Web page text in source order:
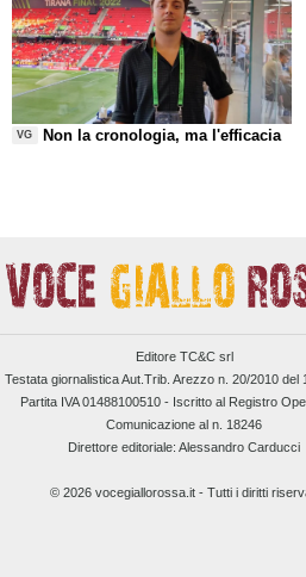
VG Non la cronologia, ma l'efficacia
Editore TC&C srl
Testata giornalistica Aut.Trib. Arezzo n. 20/2010 del
Partita IVA 01488100510 - Iscritto al Registro
Comunicazione al n. 18246
Direttore editoriale: Alessandro Carducci
© 2026 vocegiallorossa.it - Tutti i diritti